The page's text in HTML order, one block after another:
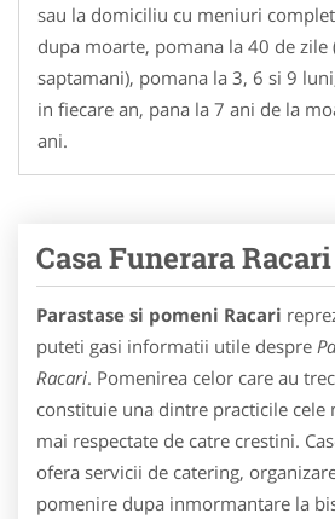
sau la domiciliu cu meniuri
dupa moarte, pomana la 40 de zile
saptamani), pomana la 3, 6 si 9
in fiecare an, pana la 7 ani de la
ani.
Casa Funerara Racari
Parastase si pomeni Racari
puteti gasi informatii utile despre
Racari. Pomenirea celor care au
constituie una dintre practicile cele
mai respectate de catre crestini.
ofera servicii de catering,
pomenire dupa inmormantare la